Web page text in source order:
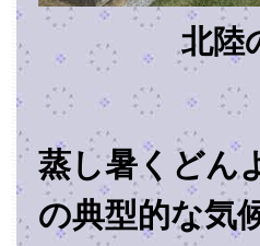
北陸
蒸し暑くどん
の典型的な気